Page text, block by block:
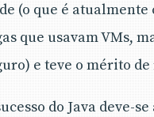
(o que é atualmente
que usavam VMs,
e teve o mérito
do Java deve-